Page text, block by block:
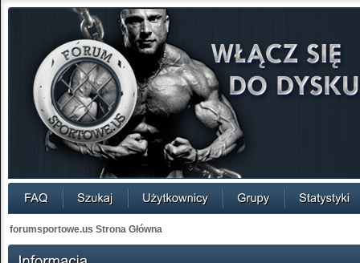
forumsportowe.us Strona Główna